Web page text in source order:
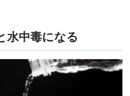
水中毒になる